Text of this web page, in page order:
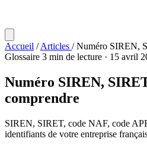
Accueil / Articles / Numéro SIREN,
Glossaire 3 min de lecture · 15 avril
Numéro SIREN,
comprendre
SIREN, SIRET, code NAF, code
identifiants de votre entreprise